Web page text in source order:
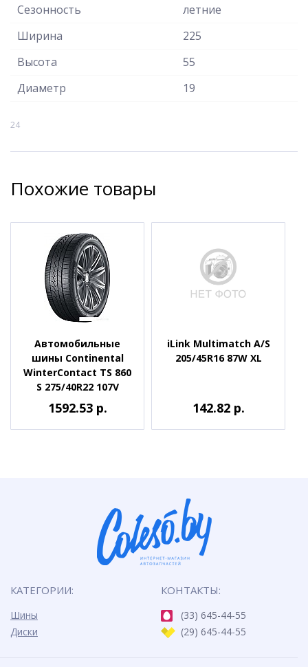
Сезонность
летние
Ширина
225
Высота
55
Диаметр
19
24
Похожие товары
Автомобильные
шины Continental
WinterContact TS 860
S 275/40R22 107V
1592.53 р.
iLink Multimatch A/S
205/45R16 87W XL
142.82 р.
КАТЕГОРИИ:
Шины
Диски
КОНТАКТЫ:
(33) 645-44-55
(29) 645-44-55